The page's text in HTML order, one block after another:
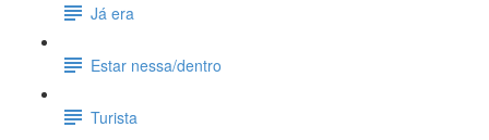
Já era
Estar nessa/dentro
Turista